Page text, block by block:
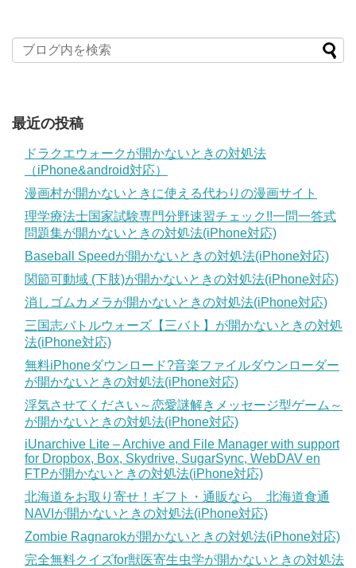
最近の投稿
ドラクエウォークが開かないときの対処法
（iPhone&android対応）
漫画村が開かないときに使える代わりの漫画サイト
理学療法士国家試験専門分野速習チェック!!一問一答式
問題集が開かないときの対処法(iPhone対応)
Baseball Speedが開かないときの対処法(iPhone対応)
関節可動域 (下肢)が開かないときの対処法(iPhone対応)
消しゴムカメラが開かないときの対処法(iPhone対応)
三国志バトルウォーズ【三バト】が開かないときの対処
法(iPhone対応)
無料iPhoneダウンロード?音楽ファイルダウンローダー
が開かないときの対処法(iPhone対応)
浮気させてください～恋愛謎解きメッセージ型ゲーム～
が開かないときの対処法(iPhone対応)
iUnarchive Lite – Archive and File Manager with support
for Dropbox, Box, Skydrive, SugarSync, WebDAV en
FTPが開かないときの対処法(iPhone対応)
北海道をお取り寄せ！ギフト・通販なら 北海道食通
NAVIが開かないときの対処法(iPhone対応)
Zombie Ragnarokが開かないときの対処法(iPhone対応)
完全無料クイズfor獣医寄生虫学が開かないときの対処法